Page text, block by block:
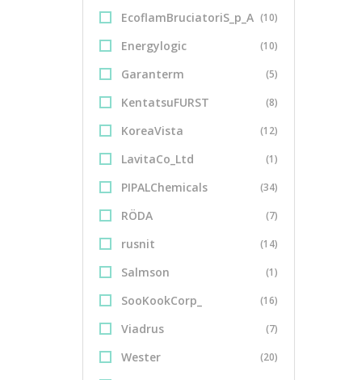
EcoflamBruciatoriS_p_A (10)
Energylogic (10)
Garanterm (5)
KentatsuFURST (8)
KoreaVista (12)
LavitaCo_Ltd (1)
PIPALChemicals (34)
RÖDA (7)
rusnit (14)
Salmson (1)
SooKookCorp_ (16)
Viadrus (7)
Wester (20)